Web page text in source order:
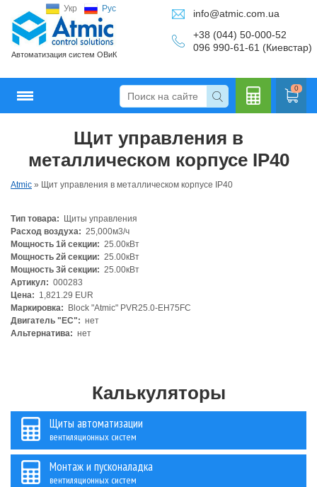
Укр Рус
Автоматизация систем ОВиК
info@atmic.com.ua
+38 (044) 50-000-52
096 990-61-61 (Киевстар)
0
Щит управления в
металлическом корпусе IP40
Atmic » Щит управления в металлическом корпусе IP40
Тип товара:
Щиты управления
Расход воздуха: 25,000м3/ч
Мощность 1й секции: 25.00кВт
Мощность 2й секции: 25.00кВт
Мощность 3й секции: 25.00кВт
Артикул: 000283
Цена: 1,821.29 EUR
Маркировка:
Block "Atmic" PVR25.0-EH75FC
Двигатель "ЕС": нет
Альтернатива: нет
Калькуляторы
Щиты автоматизации
вентиляционных систем
Монтаж и пусконаладка
вентиляционных систем